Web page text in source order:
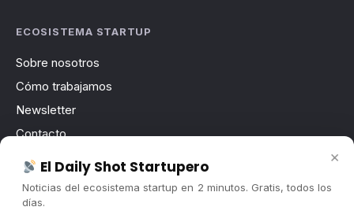
ECOSISTEMA STARTUP
Sobre nosotros
Cómo trabajamos
Newsletter
Contacto
Publicidad
Convocatorias
×
El Daily Shot Startupero
Noticias del ecosistema startup en 2 minutos. Gratis, todos los
días.